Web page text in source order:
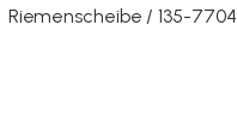
Riemenscheibe /135-7704